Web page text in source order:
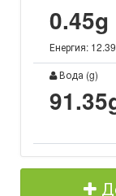
0.45g
Енергия:
Вода (g)